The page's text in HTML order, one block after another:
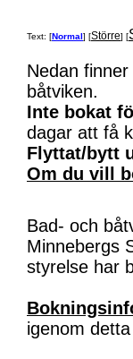
Text: [Normal] [Större] [
Nedan
båtviken.
Inte bokat
dagar att få
Flyttat/bytt
Om du vill
Bad- och
Minnebergs
styrelse har
igenom